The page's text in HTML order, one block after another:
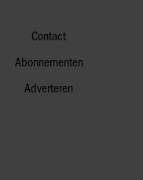
Contact
Abonnementen
Adverteren